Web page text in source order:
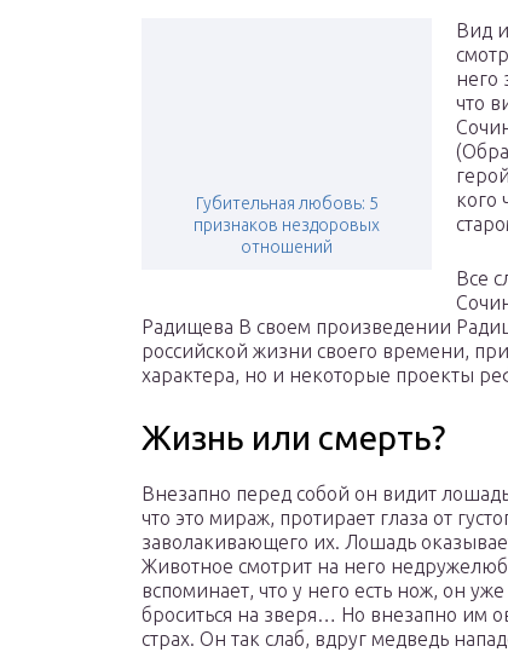
Губительная любовь: 5
признаков нездоровых
отношений
Вид
него
что
кого
Все
Радищева В своем произведении
российской жизни своего времени,
характера, но и некоторые проекты
Жизнь или смерть?
Внезапно перед собой он видит
что это мираж, протирает глаза от
заволакивающего их. Лошадь
Животное смотрит на него
вспоминает, что у него есть нож, он уже
броситься на зверя… Но внезапно им
страх. Он так слаб, вдруг медведь